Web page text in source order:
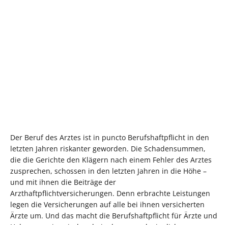
Der Beruf des Arztes ist in puncto Berufshaftpflicht in den
letzten Jahren riskanter geworden. Die Schadensummen,
die die Gerichte den Klägern nach einem Fehler des Arztes
zusprechen, schossen in den letzten Jahren in die Höhe –
und mit ihnen die Beiträge der
Arzthaftpflichtversicherungen. Denn erbrachte Leistungen
legen die Versicherungen auf alle bei ihnen versicherten
Ärzte um. Und das macht die Berufshaftpflicht für Ärzte und